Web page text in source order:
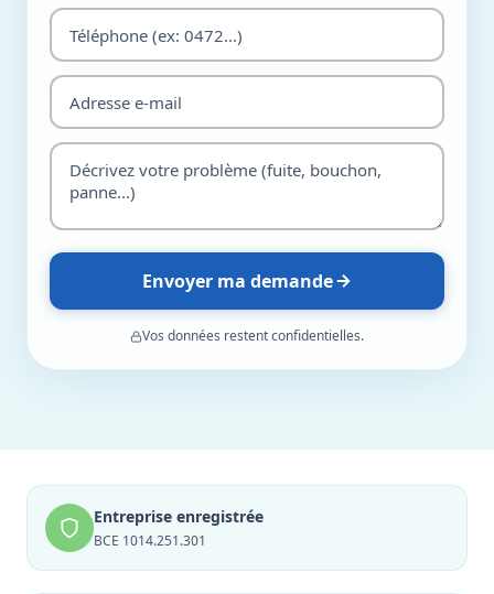
Envoyer ma demande
Vos données restent confidentielles.
Entreprise enregistrée
BCE 1014.251.301